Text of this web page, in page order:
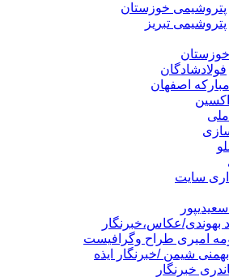
پتروشیمی خوزستان
پتروشیمی تبریز
خوزستان
فولادشادگان
مبارکه اصفهان
اکسین
سایت
بهوندی/عکاس،خبرنگار
امیری طراح وگرافیست
شیمن /خبرنگار ایذه
خبرنگار